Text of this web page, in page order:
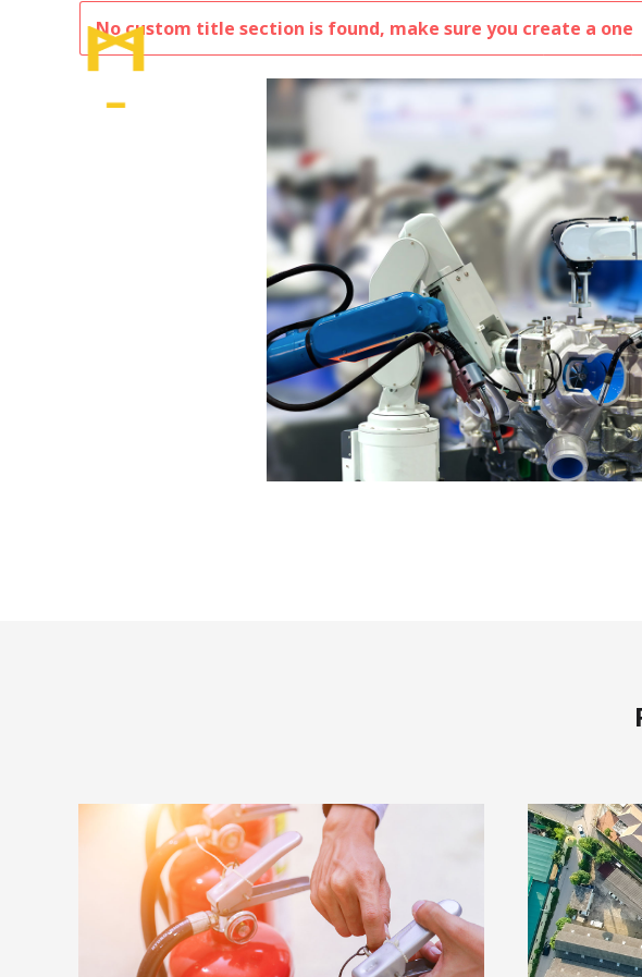
No custom title section is found, make sure you create a one